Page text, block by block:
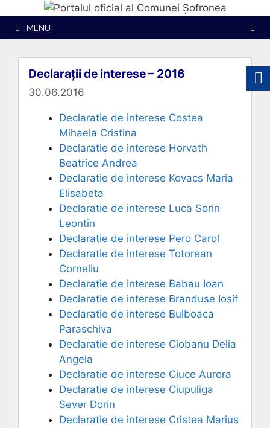
conținut
MENU
Declarații de interese – 2016
30.06.2016
Declaratie de interese Costea
Mihaela Cristina
Declaratie de interese Horvath
Beatrice Andrea
Declaratie de interese Kovacs Maria
Elisabeta
Declaratie de interese Luca Sorin
Leontin
Declaratie de interese Pero Carol
Declaratie de interese Totorean
Corneliu
Declaratie de interese Babau Ioan
Declaratie de interese Branduse Iosif
Declaratie de interese Bulboaca
Paraschiva
Declaratie de interese Ciobanu Delia
Angela
Declaratie de interese Ciuce Aurora
Declaratie de interese Ciupuliga
Sever Dorin
Declaratie de interese Cristea Marius